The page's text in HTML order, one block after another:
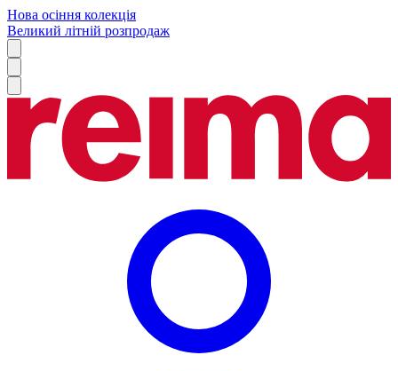
Нова осіння колекція
Великий літній розпродаж